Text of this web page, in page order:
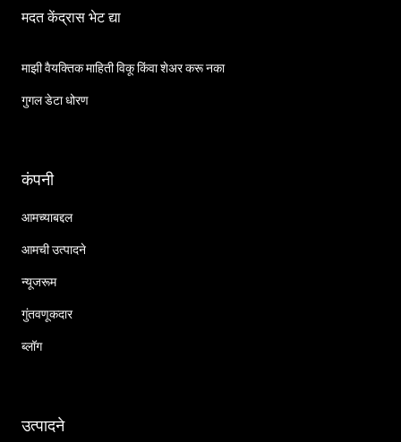
मदत केंद्रास भेट द्या
माझी वैयक्तिक माहिती विकू किंवा शेअर करू नका
गुगल डेटा धोरण
कंपनी
आमच्याबद्दल
आमची उत्पादने
न्यूजरूम
गुंतवणूकदार
ब्लॉग
उत्पादने